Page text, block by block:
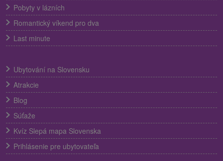
Pobyty v lázních
Romantický víkend pro dva
Last minute
Ubytování na Slovensku
Atrakcie
Blog
Súťaže
Kvíz Slepá mapa Slovenska
Prihlásenie pre ubytovateľa